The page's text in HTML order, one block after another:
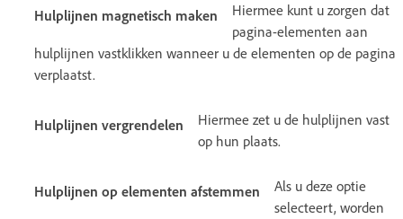
Hulplijnen magnetisch maken
Hiermee kunt u zorgen dat
pagina-elementen aan
hulplijnen vastklikken wanneer u de elementen op de pagina
verplaatst.
Hulplijnen vergrendelen
Hiermee zet u de hulplijnen vast
op hun plaats.
Hulplijnen op elementen afstemmen
Als u deze optie
selecteert, worden